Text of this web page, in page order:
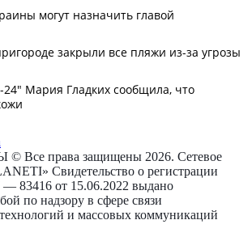
права защищены 2026. Сетевое
Свидетельство о регистрации
от 15.06.2022 выдано
по надзору в сфере связи
и массовых коммуникаций